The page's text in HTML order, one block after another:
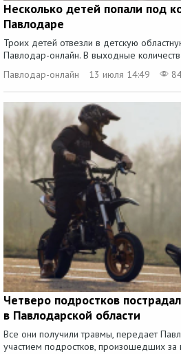
Несколько детей попали под
Павлодаре
Троих детей отвезли в детскую
Павлодар-онлайн. В выходные
Павлодар-онлайн
13 июля 14:49
Четверо подростков
в Павлодарской области
Все они получили травмы, передает
участием подростков, произошедших за